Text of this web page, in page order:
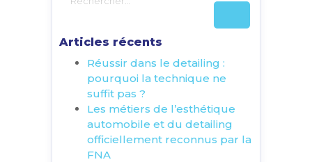
Articles récents
Réussir dans le detailing :
pourquoi la technique ne
suffit pas ?
Les métiers de l’esthétique
automobile et du detailing
officiellement reconnus par la
FNA